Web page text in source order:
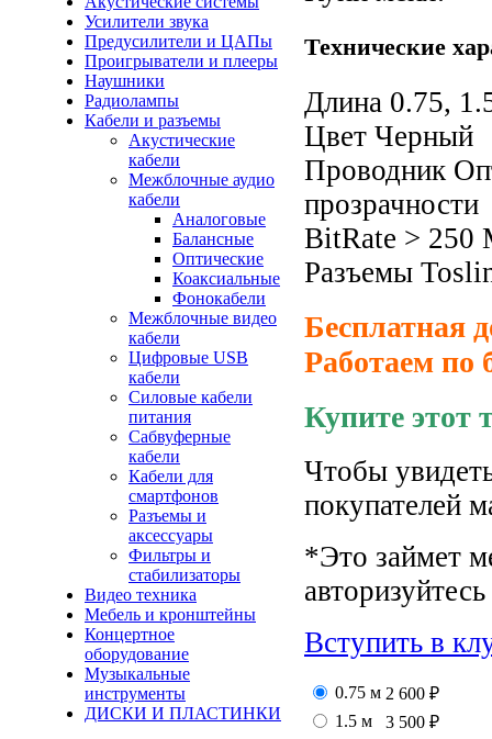
Усилители звука
Предусилители и ЦАПы
Проигрыватели и плееры
Наушники
Радиолампы
Кабели и разъемы
Акустические
кабели
Межблочные аудио
кабели
Аналоговые
Балансные
Оптические
Коаксиальные
Фонокабели
Межблочные видео
кабели
Цифровые USB
кабели
Силовые кабели
питания
Сабвуферные
кабели
Кабели для
смартфонов
Разъемы и
аксессуары
Фильтры и
стабилизаторы
Видео техника
Мебель и кронштейны
Концертное
оборудование
Музыкальные
инструменты
ДИСКИ И ПЛАСТИНКИ
Технические
Длина 0.75,
Цвет Черный
Проводник
прозрачности
BitRate > 250
Разъемы
Бесплатная
Работаем по
Купите этот
Чтобы
покупателей
*Это займет
Вступить в
0.75 м 2 600 ₽
1.5 м
3 500 ₽